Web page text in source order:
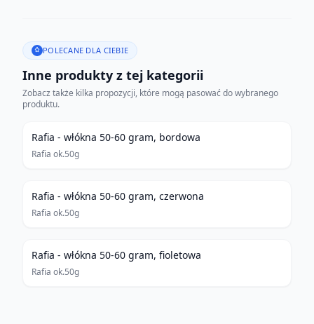
POLECANE DLA CIEBIE
Inne produkty z tej kategorii
Zobacz także kilka propozycji, które mogą pasować do wybranego
produktu.
Rafia - włókna 50-60 gram, bordowa
Rafia ok.50g
Rafia - włókna 50-60 gram, czerwona
Rafia ok.50g
Rafia - włókna 50-60 gram, fioletowa
Rafia ok.50g